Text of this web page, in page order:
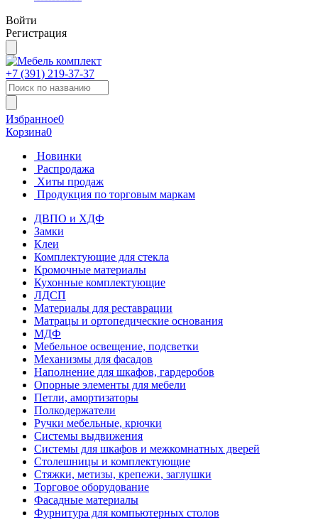
Войти
Регистрация
+7 (391) 219-37-37
Избранное0
Корзина0
Новинки
Распродажа
Хиты продаж
Продукция по торговым маркам
ДВПО и ХДФ
Замки
Клеи
Комплектующие для стекла
Кромочные материалы
Кухонные комплектующие
ЛДСП
Материалы для реставрации
Матрацы и ортопедические основания
МДФ
Мебельное освещение, подсветки
Механизмы для фасадов
Наполнение для шкафов, гардеробов
Опорные элементы для мебели
Петли, амортизаторы
Полкодержатели
Ручки мебельные, крючки
Системы выдвижения
Системы для шкафов и межкомнатных дверей
Столешницы и комплектующие
Стяжки, метизы, крепежи, заглушки
Торговое оборудование
Фасадные материалы
Фурнитура для компьютерных столов